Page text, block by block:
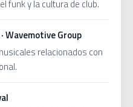
funk y la cultura de club.
Wavemotive Group
relacionados con